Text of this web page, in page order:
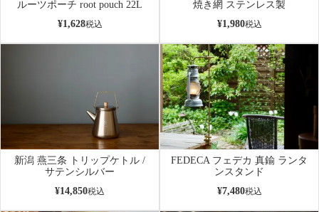
ルーツポーチ root pouch 22L
¥1,628税込
焼き網 ステンレス製
¥1,980税込
新潟 燕三条 トリップケトル /
サテンシルバー
¥14,850税込
FEDECA フェデカ 真鍮 ランタ
ンスタンド
¥7,480税込